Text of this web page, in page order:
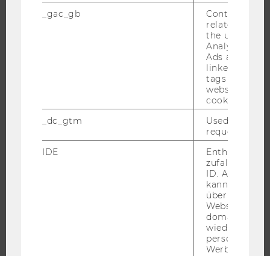
BEWERBUNG UND ZULASSUNG
INTERNATIONALE UND INCOMING EXCHANGE STUDIERENDE
ANGEBOTE FÜR SCHULEN UND STUDIENINTERESSIERTE
_gac_gb
Contains
related
the user. If
Analytics and
Ads accounts
linked, the
tags on the
website read
cookie.
_dc_gtm
Used to
request rate.
IDE
Enthält eine
ID. Anhand
kann Google
über
Websites
Werbung